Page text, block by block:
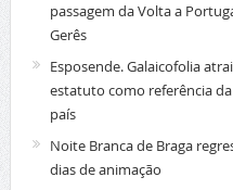
passagem da Volta a
Gerês
Esposende. Galaicofolia
estatuto como referência
país
Noite Branca de Braga
dias de animação